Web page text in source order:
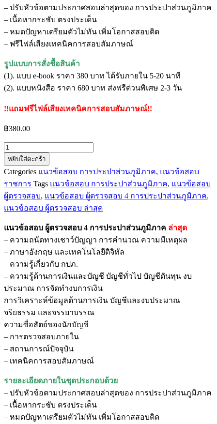
– ปรับหัวข้อตามประกาศสอบล่าสุดของ การประปาส่วนภูมิภาค
– เนื้อหากระชับ ตรงประเด็น
– หมดปัญหาเตรียมตัวไม่ทัน เพิ่มโอกาสสอบติด
– ฟรีไฟล์เสียงเทคนิคการสอบสัมภาษณ์
รูปแบบการสั่งชื้อสินค้า
(1). แบบ e-book ราคา 380 บาท ได้รับภายใน 5-20 นาที
(2). แบบหนังสือ ราคา 680 บาท ส่งฟรีด่วนพิเศษ 2-3 วัน
!!แถมฟรีไฟล์เสียงเทคนิคการสอบสัมภาษณ์!!
฿380.00
จำนวน
แนว
ข้อสอบ
ผู้
ตรวจ
สอบ
การ
ประปา
ส่วน
ภูมิภาค
ชิ้น
หยิบใส่ตะกร้า
Categories แนวข้อสอบ การประปาส่วนภูมิภาค, แนวข้อสอบ
ราชการ Tags แนวข้อสอบ การประปาส่วนภูมิภาค, แนวข้อสอบ
ผู้ตรวจสอบ, แนวข้อสอบ ผู้ตรวจสอบ 4 การประปาส่วนภูมิภาค,
แนวข้อสอบ ผู้ตรวจสอบ ล่าสุด
แนวข้อสอบ ผู้ตรวจสอบ 4 การประปาส่วนภูมิภาค ล่าสุด
– ความถนัดทางเชาว์ปัญญา การคำนวณ ความมีเหตุผล
– ภาษาอังกฤษ และเทคโนโลยีติจิทัล
– ความรู้เกี่ยวกับ กปภ.
– ความรู้ด้านการเงินและบัญชี บัญชีทั่วไป บัญชีตันทุน งบ
ประมาณ การจัดทำงบการเงิน
การวิเคราะห์ข้อมูลต้านการเงิน บัญชีและงบประมาณ
จริยธรรม และจรรยาบรรณ
ความซื่อสัตย์ของนักบัญชี
– การตรวจสอบภายใน
– สถานการณ์ปัจจุบัน
– เทคนิคการสอบสัมภาษณ์
รายละเอียดภายในชุดประกอบด้วย
– ปรับหัวข้อตามประกาศสอบล่าสุดของ การประปาส่วนภูมิภาค
– เนื้อหากระชับ ตรงประเด็น
– หมดปัญหาเตรียมตัวไม่ทัน เพิ่มโอกาสสอบติด